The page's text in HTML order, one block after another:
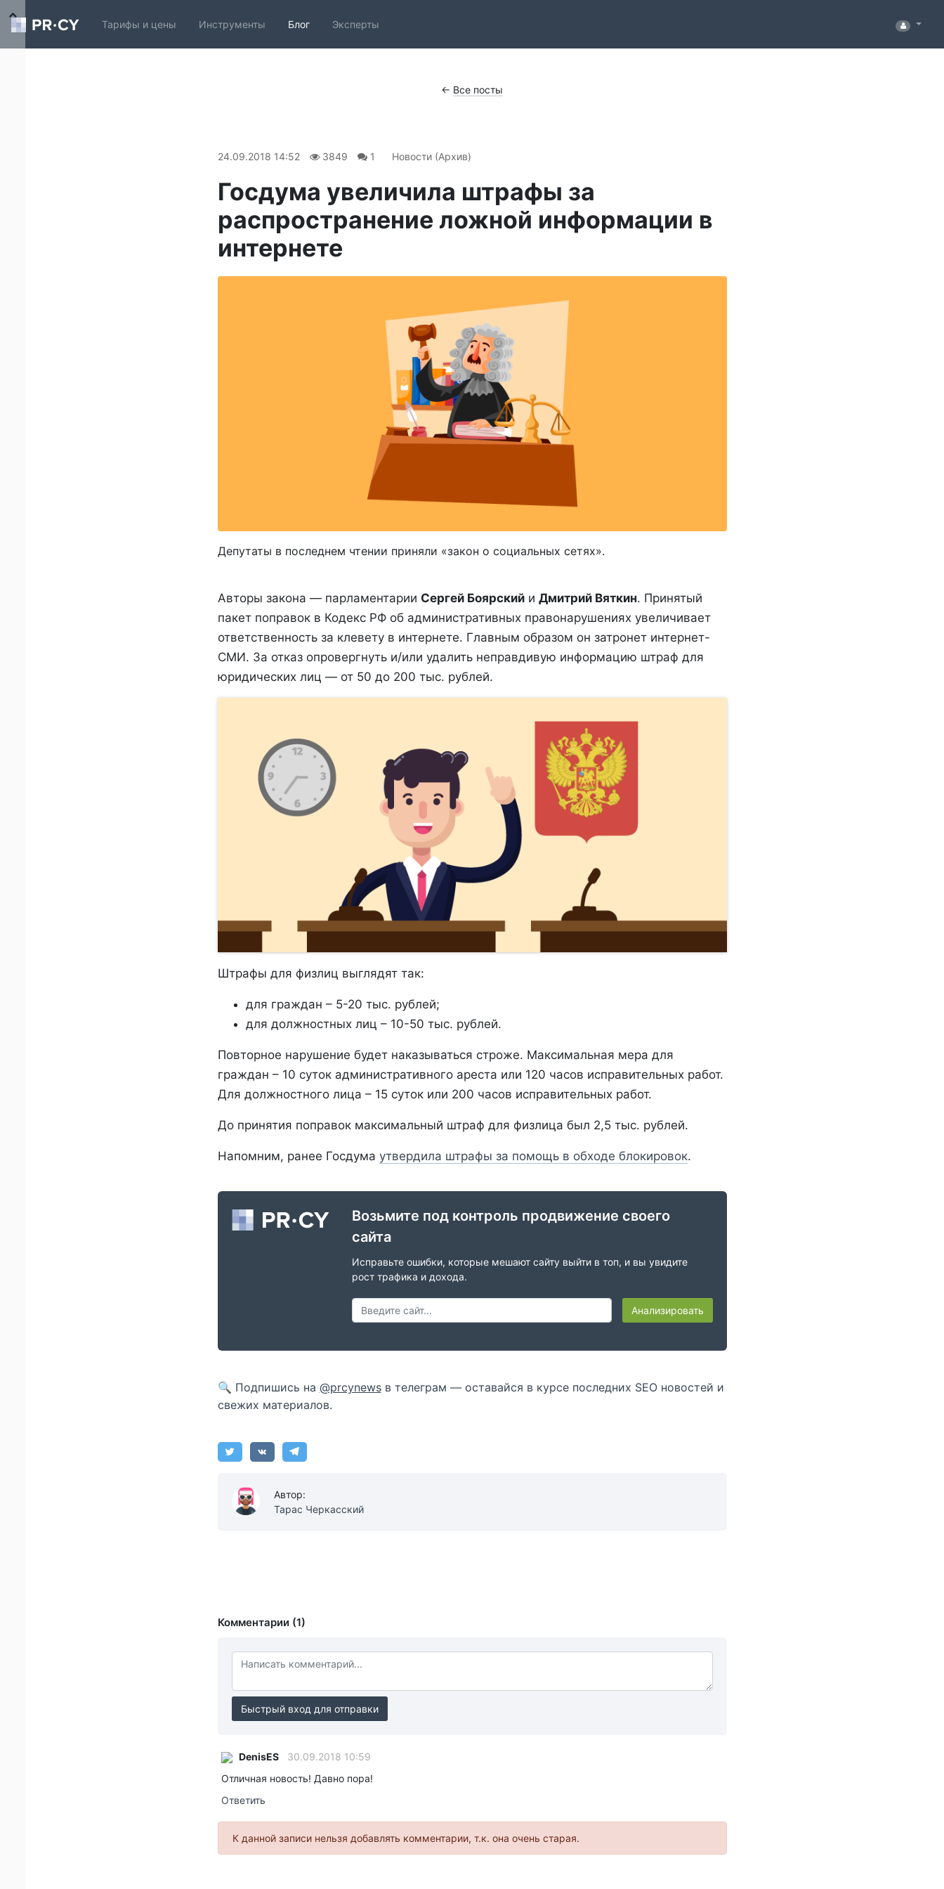
Тарифы и цены Инструменты Блог Эксперты
← Все посты
24.09.2018 14:52 3849 1 Новости (Архив)
​Госдума увеличила штрафы за
распространение ложной информации в
интернете
Депутаты в последнем чтении приняли «закон о социальных сетях».
Авторы закона — парламентарии Сергей Боярскийи Дмитрий Вяткин. Принятый
пакет поправок в Кодекс РФ об административных правонарушениях увеличивает
ответственность за клевету в интернете. Главным образом он затронет интернет-
СМИ. За отказ опровергнуть и/или удалить неправдивую информацию штраф для
юридических лиц — от 50 до 200 тыс. рублей.
Штрафы для физлиц выглядят так:
для граждан – 5-20 тыс. рублей;
для должностных лиц – 10-50 тыс. рублей.
Повторное нарушение будет наказываться строже. Максимальная мера для
граждан – 10 суток административного ареста или 120 часов исправительных работ.
Для должностного лица – 15 суток или 200 часов исправительных работ.
До принятия поправок максимальный штраф для физлица был 2,5 тыс. рублей.
Напомним, ранее Госдума утвердила штрафы за помощь в обходе блокировок.
Возьмите под контроль продвижение своего
сайта
Исправьте ошибки, которые мешают сайту выйти в топ, и вы увидите
рост трафика и дохода.
Анализировать
🔍 Подпишись на @prcynewsв телеграм — оставайся в курсе последних SEO новостей и
свежих материалов.
Автор:
Тарас Черкасский
Комментарии (1)
Быстрый вход для отправки
DenisES
30.09.2018 10:59
Отличная новость! Давно пора!
Ответить
К данной записи нельзя добавлять комментарии, т.к. она очень старая.